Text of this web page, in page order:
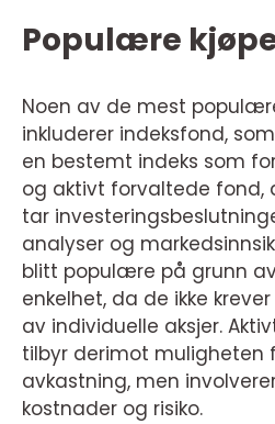
Populære
Noen av de mest
inkluderer indeksfond,
en bestemt indeks som
og aktivt forvaltede fond,
tar
analyser og
blitt populære på grunn
enkelhet, da de ikke
av individuelle aksjer.
tilbyr derimot muligheten
avkastning, men
kostnader og risiko.